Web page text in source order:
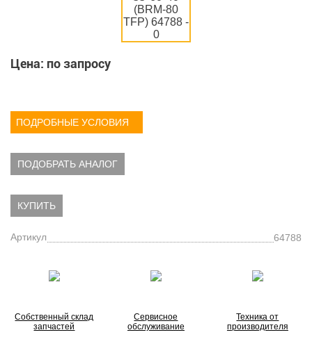
Цена: по запросу
ПОДРОБНЫЕ УСЛОВИЯ
ПОДОБРАТЬ АНАЛОГ
КУПИТЬ
Артикул 64788
Собственный склад
запчастей
Сервисное
обслуживание
Техника от
производителя